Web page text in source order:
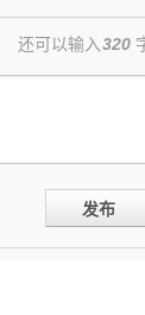
还可以输入320
发布